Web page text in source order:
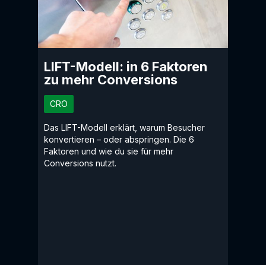
LIFT-Modell: in 6 Faktoren
zu mehr Conversions
CRO
Das LIFT-Modell erklärt, warum Besucher
konvertieren – oder abspringen. Die 6
Faktoren und wie du sie für mehr
Conversions nutzt.